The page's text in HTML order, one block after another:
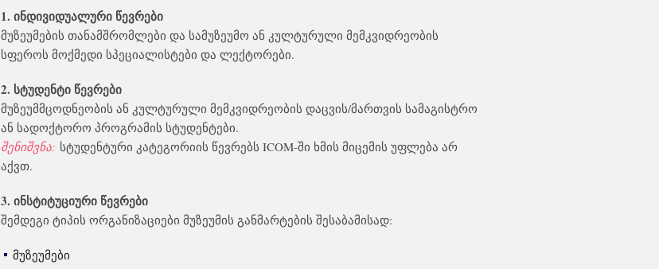
1. ინდივიდუალური წევრები
მუზეუმების თანამშრომლები და სამუზეუმო ან კულტურული მემკვიდრეობის
სფეროს მოქმედი სპეციალისტები და ლექტორები.
2. სტუდენტი წევრები
მუზეუმმცოდნეობის ან კულტურული მემკვიდრეობის დაცვის/მართვის სამაგისტრო
ან სადოქტორო პროგრამის სტუდენტები.
შენიშვნა: სტუდენტური კატეგორიის წევრებს ICOM-ში ხმის მიცემის უფლება არ
აქვთ.
3. ინსტიტუციური წევრები
შემდეგი ტიპის ორგანიზაციები მუზეუმის განმარტების შესაბამისად:
მუზეუმები